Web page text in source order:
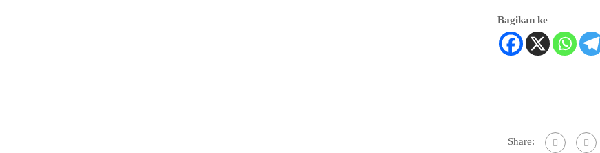
Bagikan ke
Share: